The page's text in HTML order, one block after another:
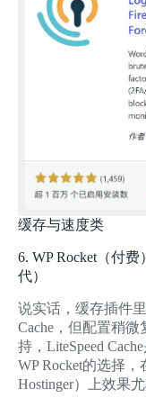
缓存与速度类
6. WP Rocket（付费
代）
说实话，缓存插件
Cache，但配置稍
持，LiteSpeed
WP Rocket的选择，
Hostinger）上效果尤